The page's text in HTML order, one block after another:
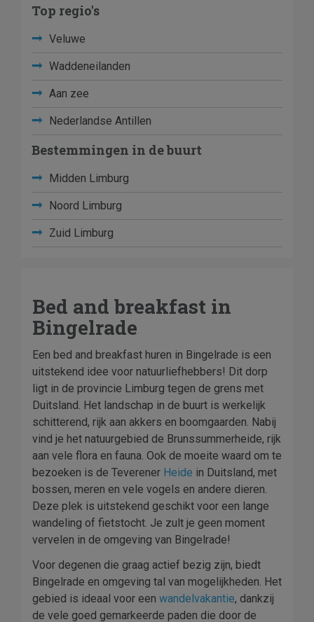
Top regio's
Veluwe
Waddeneilanden
Aan zee
Nederlandse Antillen
Bestemmingen in de buurt
Midden Limburg
Noord Limburg
Zuid Limburg
Bed and breakfast in
Bingelrade
Een bed and breakfast huren in Bingelrade is een
uitstekend idee voor natuurliefhebbers! Dit dorp
ligt in de provincie Limburg tegen de grens met
Duitsland. Het landschap in de buurt is werkelijk
schitterend, rijk aan akkers en boomgaarden. Nabij
vind je het natuurgebied de Brunssummerheide, rijk
aan vele flora en fauna. Ook de moeite waard om te
bezoeken is de Teverener Heide in Duitsland, met
bossen, meren en vele vogels en andere dieren.
Deze plek is uitstekend geschikt voor een lange
wandeling of fietstocht. Je zult je geen moment
vervelen in de omgeving van Bingelrade!
Voor degenen die graag actief bezig zijn, biedt
Bingelrade en omgeving tal van mogelijkheden. Het
gebied is ideaal voor een wandelvakantie, dankzij
de vele goed gemarkeerde paden die door de